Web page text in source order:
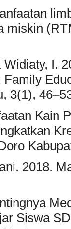
miskin
I.
3(1),
Kain
2018.
Siswa